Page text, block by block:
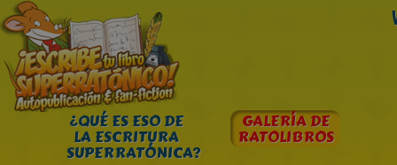
¿QUÉ ES ESO DE
LA ESCRITURA
SUPERRATÓNICA?
GALERÍA DE
RATOLIBROS